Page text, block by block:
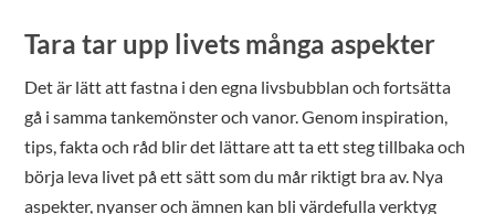
Tara tar upp livets många aspekter
Det är lätt att fastna i den egna livsbubblan och fortsätta
gå i samma tankemönster och vanor. Genom inspiration,
tips, fakta och råd blir det lättare att ta ett steg tillbaka och
börja leva livet på ett sätt som du mår riktigt bra av. Nya
aspekter, nyanser och ämnen kan bli värdefulla verktyg